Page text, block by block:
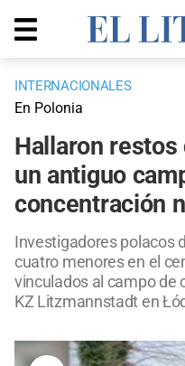
INTERNACIONALES
En Polonia
Hallaron
un antiguo
concentración
Investigadores polacos
cuatro menores en el
vinculados al campo de
KZ Litzmannstadt en